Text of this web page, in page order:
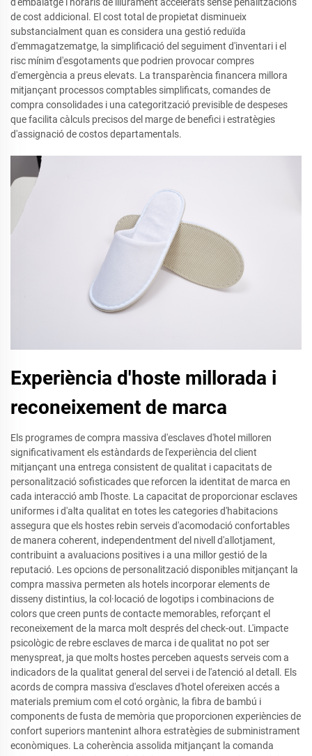
de cost addicional. El cost total de propietat disminueix
substancialment quan es considera una gestió reduïda
d'emmagatzematge, la simplificació del seguiment d'inventari i el
risc mínim d'esgotaments que podrien provocar compres
d'emergència a preus elevats. La transparència financera millora
mitjançant processos comptables simplificats, comandes de
compra consolidades i una categorització previsible de despeses
que facilita càlculs precisos del marge de benefici i estratègies
d'assignació de costos departamentals.
Experiència d'hoste millorada i
reconeixement de marca
Els programes de compra massiva d'esclaves d'hotel milloren
significativament els estàndards de l'experiència del client
mitjançant una entrega consistent de qualitat i capacitats de
personalització sofisticades que reforcen la identitat de marca en
cada interacció amb l'hoste. La capacitat de proporcionar esclaves
uniformes i d'alta qualitat en totes les categories d'habitacions
assegura que els hostes rebin serveis d'acomodació confortables
de manera coherent, independentment del nivell d'allotjament,
contribuint a avaluacions positives i a una millor gestió de la
reputació. Les opcions de personalització disponibles mitjançant la
compra massiva permeten als hotels incorporar elements de
disseny distintius, la col·locació de logotips i combinacions de
colors que creen punts de contacte memorables, reforçant el
reconeixement de la marca molt després del check-out. L'impacte
psicològic de rebre esclaves de marca i de qualitat no pot ser
menyspreat, ja que molts hostes perceben aquests serveis com a
indicadors de la qualitat general del servei i de l'atenció al detall. Els
acords de compra massiva d'esclaves d'hotel ofereixen accés a
materials premium com el cotó orgànic, la fibra de bambú i
components de fusta de memòria que proporcionen experiències de
confort superiors mantenint alhora estratègies de subministrament
econòmiques. La coherència assolida mitjançant la comanda